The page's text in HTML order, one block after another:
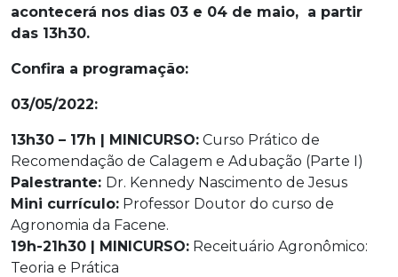
acontecerá nos dias 03 e 04 de maio, a partir
das 13h30.
Confira a programação:
03/05/2022:
13h30 – 17h | MINICURSO: Curso Prático de
Recomendação de Calagem e Adubação (Parte I)
Palestrante: Dr. Kennedy Nascimento de Jesus
Mini currículo: Professor Doutor do curso de
Agronomia da Facene.
19h-21h30 | MINICURSO: Receituário Agronômico:
Teoria e Prática